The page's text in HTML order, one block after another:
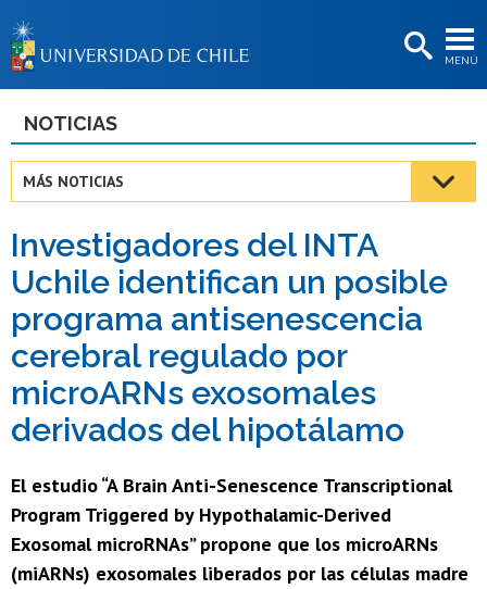
MENÚ
BIBLIOTECAS
Estudiantes
Académicas/os
Funcionarias/os
Egresadas/os
NOTICIAS
MÁS NOTICIAS
Investigadores del INTA
Uchile identifican un posible
programa antisenescencia
cerebral regulado por
microARNs exosomales
derivados del hipotálamo
El estudio “A Brain Anti-Senescence Transcriptional
Program Triggered by Hypothalamic-Derived
Exosomal microRNAs” propone que los microARNs
(miARNs) exosomales liberados por las células madre